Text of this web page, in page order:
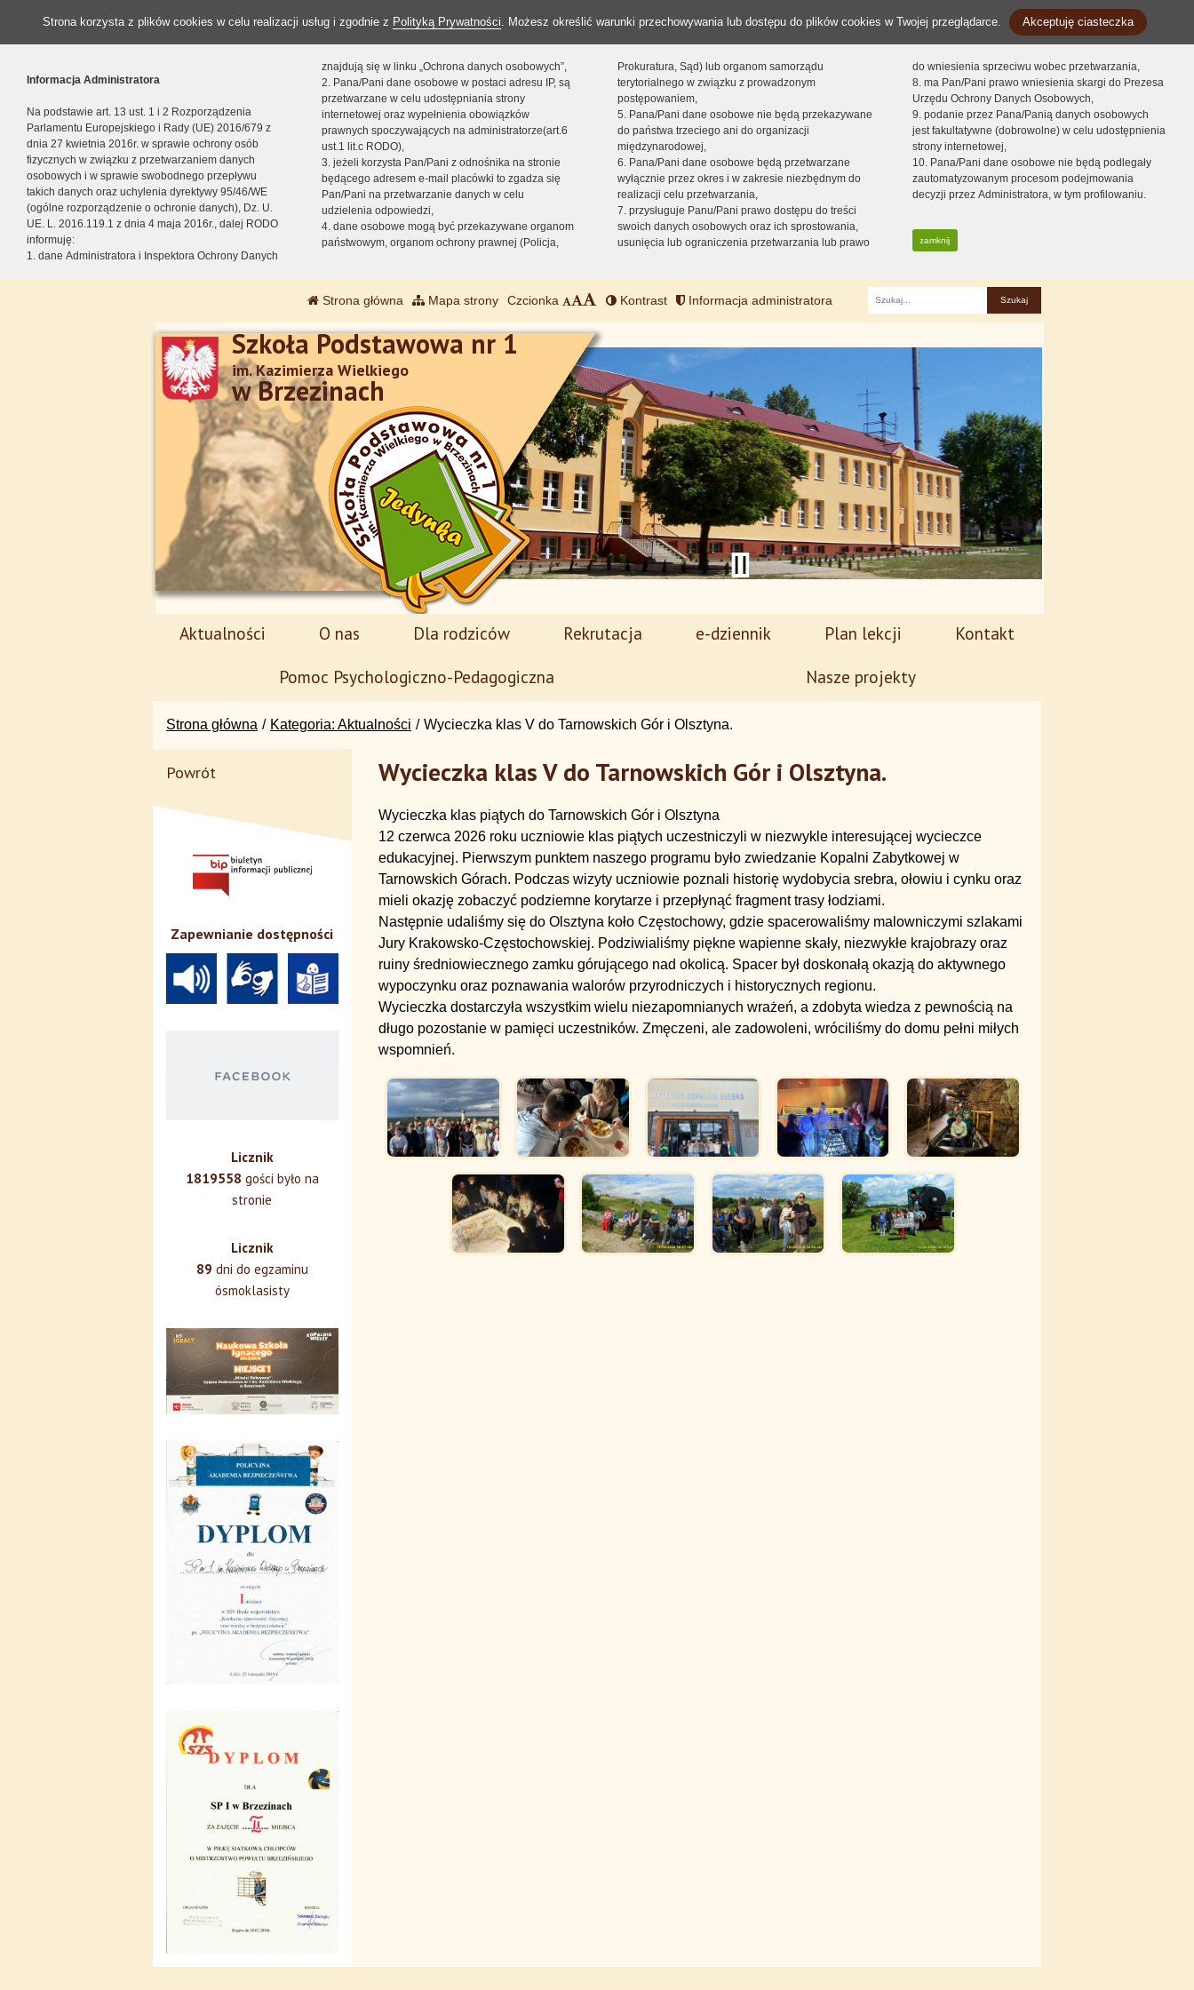
Strona korzysta z plików cookies w celu realizacji usług i zgodnie z Polityką Prywatności. Możesz określić warunki przechowywania lub dostępu do plików cookies w Twojej przeglądarce. Akceptuję ciasteczka
Informacja Administratora
Na podstawie art. 13 ust. 1 i 2 Rozporządzenia
Parlamentu Europejskiego i Rady (UE) 2016/679 z
dnia 27 kwietnia 2016r. w sprawie ochrony osób
fizycznych w związku z przetwarzaniem danych
osobowych i w sprawie swobodnego przepływu
takich danych oraz uchylenia dyrektywy 95/46/WE
(ogólne rozporządzenie o ochronie danych), Dz. U.
UE. L. 2016.119.1 z dnia 4 maja 2016r., dalej RODO
informuję:
1. dane Administratora i Inspektora Ochrony Danych
znajdują się w linku „Ochrona danych osobowych”,
2. Pana/Pani dane osobowe w postaci adresu IP, są
przetwarzane w celu udostępniania strony
internetowej oraz wypełnienia obowiązków
prawnych spoczywających na administratorze(art.6
ust.1 lit.c RODO),
3. jeżeli korzysta Pan/Pani z odnośnika na stronie
będącego adresem e-mail placówki to zgadza się
Pan/Pani na przetwarzanie danych w celu
udzielenia odpowiedzi,
4. dane osobowe mogą być przekazywane organom
państwowym, organom ochrony prawnej (Policja,
Prokuratura, Sąd) lub organom samorządu
terytorialnego w związku z prowadzonym
postępowaniem,
5. Pana/Pani dane osobowe nie będą przekazywane
do państwa trzeciego ani do organizacji
międzynarodowej,
6. Pana/Pani dane osobowe będą przetwarzane
wyłącznie przez okres i w zakresie niezbędnym do
realizacji celu przetwarzania,
7. przysługuje Panu/Pani prawo dostępu do treści
swoich danych osobowych oraz ich sprostowania,
usunięcia lub ograniczenia przetwarzania lub prawo
do wniesienia sprzeciwu wobec przetwarzania,
8. ma Pan/Pani prawo wniesienia skargi do Prezesa
Urzędu Ochrony Danych Osobowych,
9. podanie przez Pana/Panią danych osobowych
jest fakultatywne (dobrowolne) w celu udostępnienia
strony internetowej,
10. Pana/Pani dane osobowe nie będą podlegały
zautomatyzowanym procesom podejmowania
decyzji przez Administratora, w tym profilowaniu.
zamknij
Strona główna Mapa strony Czcionka Kontrast Informacja administratora
Fraza
Szkoła Podstawowa nr 1
im. Kazimierza Wielkiego
w Brzezinach
Aktualności O nas Dla rodziców Rekrutacja e-dziennik Plan lekcji
Kontakt
Pomoc Psychologiczno-Pedagogiczna
Nasze projekty
Strona główna Kategoria: Aktualności Wycieczka klas V do Tarnowskich Gór i Olsztyna.
Wycieczka klas V do Tarnowskich Gór i Olsztyna.
Wycieczka klas piątych do Tarnowskich Gór i Olsztyna
12 czerwca 2026 roku uczniowie klas piątych uczestniczyli w niezwykle interesującej wycieczce
edukacyjnej. Pierwszym punktem naszego programu było zwiedzanie Kopalni Zabytkowej w
Tarnowskich Górach. Podczas wizyty uczniowie poznali historię wydobycia srebra, ołowiu i cynku oraz
mieli okazję zobaczyć podziemne korytarze i przepłynąć fragment trasy łodziami.
Następnie udaliśmy się do Olsztyna koło Częstochowy, gdzie spacerowaliśmy malowniczymi szlakami
Jury Krakowsko-Częstochowskiej. Podziwialiśmy piękne wapienne skały, niezwykłe krajobrazy oraz
ruiny średniowiecznego zamku górującego nad okolicą. Spacer był doskonałą okazją do aktywnego
wypoczynku oraz poznawania walorów przyrodniczych i historycznych regionu.
Wycieczka dostarczyła wszystkim wielu niezapomnianych wrażeń, a zdobyta wiedza z pewnością na
długo pozostanie w pamięci uczestników. Zmęczeni, ale zadowoleni, wróciliśmy do domu pełni miłych
wspomnień.
Powrót
Zapewnianie dostępności
Licznik
1819558 gości było na
stronie
Licznik
89 dni do egzaminu
ósmoklasisty